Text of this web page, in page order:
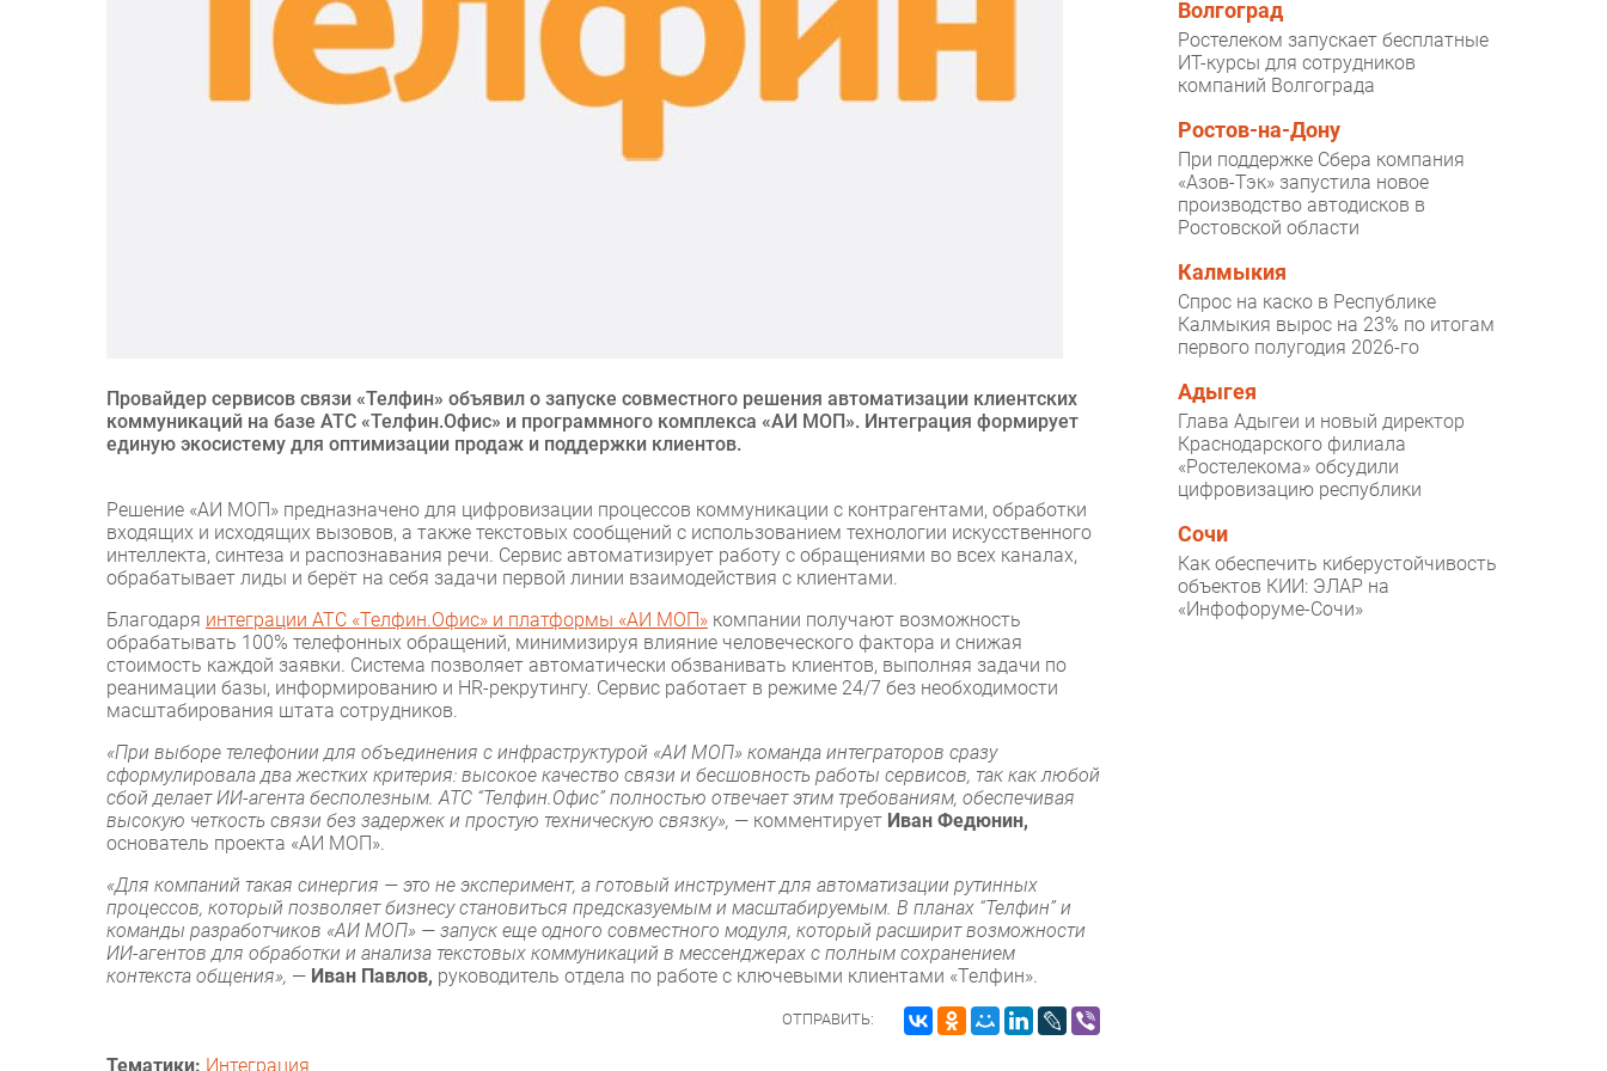
Провайдер сервисов связи «Телфин» объявил о запуске совместного решения автоматизации клиентских
коммуникаций на базе АТС «Телфин.Офис» и программного комплекса «АИ МОП». Интеграция формирует
единую экосистему для оптимизации продаж и поддержки клиентов.
Решение «АИ МОП» предназначено для цифровизации процессов коммуникации с контрагентами, обработки
входящих и исходящих вызовов, а также текстовых сообщений с использованием технологии искусственного
интеллекта, синтеза и распознавания речи. Сервис автоматизирует работу с обращениями во всех каналах,
обрабатывает лиды и берёт на себя задачи первой линии взаимодействия с клиентами.
Благодаря интеграции АТС «Телфин.Офис» и платформы «АИ МОП» компании получают возможность
обрабатывать 100% телефонных обращений, минимизируя влияние человеческого фактора и снижая
стоимость каждой заявки. Система позволяет автоматически обзванивать клиентов, выполняя задачи по
реанимации базы, информированию и HR-рекрутингу. Сервис работает в режиме 24/7 без необходимости
масштабирования штата сотрудников.
«При выборе телефонии для объединения с инфраструктурой «АИ МОП» команда интеграторов сразу
сформулировала два жестких критерия: высокое качество связи и бесшовность работы сервисов, так как любой
сбой делает ИИ-агента бесполезным. АТС “Телфин.Офис” полностью отвечает этим требованиям, обеспечивая
высокую четкость связи без задержек и простую техническую связку», — комментирует Иван Федюнин,
основатель проекта «АИ МОП».
«Для компаний такая синергия — это не эксперимент, а готовый инструмент для автоматизации рутинных
процессов, который позволяет бизнесу становиться предсказуемым и масштабируемым. В планах “Телфин” и
команды разработчиков «АИ МОП» — запуск еще одного совместного модуля, который расширит возможности
ИИ-агентов для обработки и анализа текстовых коммуникаций в мессенджерах с полным сохранением
контекста общения», — Иван Павлов, руководитель отдела по работе с ключевыми клиентами «Телфин».
ОТПРАВИТЬ:
Тематики: Интеграция
Волгоград
Ростелеком запускает бесплатные
ИТ-курсы для сотрудников
компаний Волгограда
Ростов-на-Дону
При поддержке Сбера компания
«Азов-Тэк» запустила новое
производство автодисков в
Ростовской области
Калмыкия
Спрос на каско в Республике
Калмыкия вырос на 23% по итогам
первого полугодия 2026-го
Адыгея
Глава Адыгеи и новый директор
Краснодарского филиала
«Ростелекома» обсудили
цифровизацию республики
Сочи
Как обеспечить киберустойчивость
объектов КИИ: ЭЛАР на
«Инфофоруме-Сочи»